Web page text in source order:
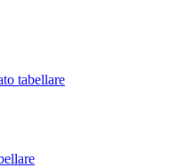
tabellare